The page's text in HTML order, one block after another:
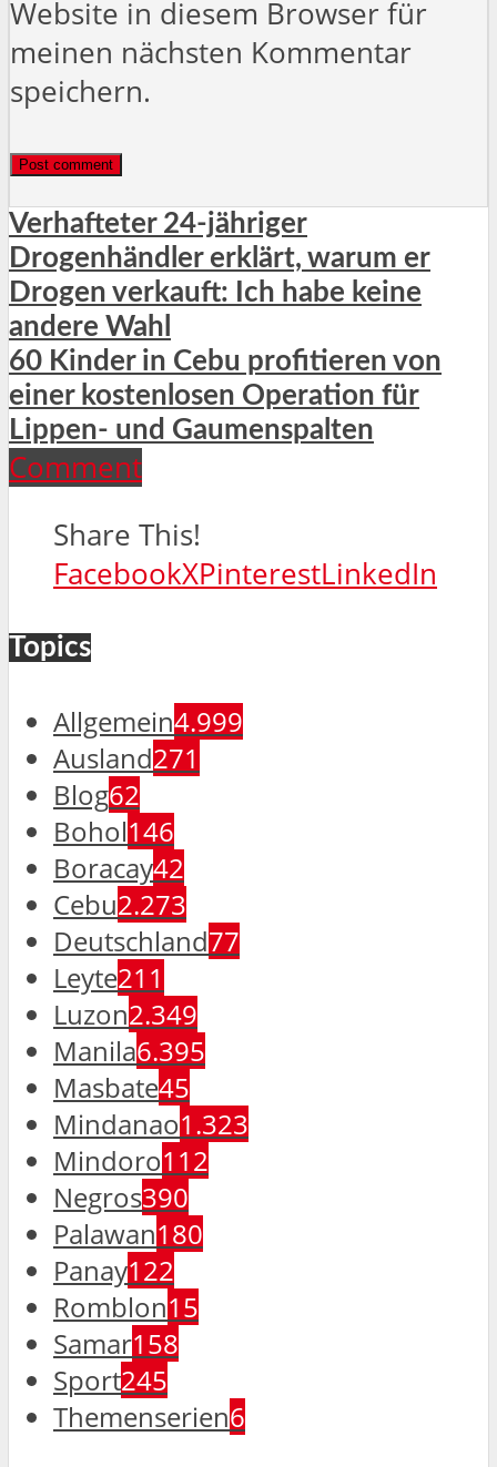
Website in diesem Browser für
meinen nächsten Kommentar
speichern.
Verhafteter 24-jähriger
Drogenhändler erklärt, warum er
Drogen verkauft: Ich habe keine
andere Wahl
60 Kinder in Cebu profitieren von
einer kostenlosen Operation für
Lippen- und Gaumenspalten
Comment
Share This!
FacebookXPinterestLinkedIn
Topics
Allgemein4.999
Ausland271
Blog62
Bohol146
Boracay42
Cebu2.273
Deutschland77
Leyte211
Luzon2.349
Manila6.395
Masbate45
Mindanao1.323
Mindoro112
Negros390
Palawan180
Panay122
Romblon15
Samar158
Sport245
Themenserien6